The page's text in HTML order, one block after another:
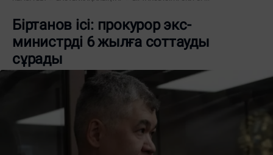
Біртанов ісі: прокурор экс-
министрді 6 жылға соттауды
сұрады